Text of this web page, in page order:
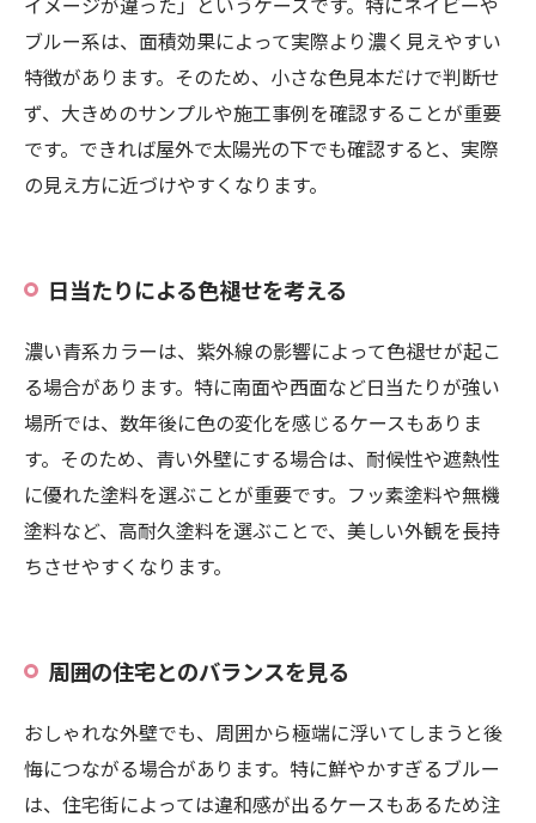
ブルー系は、面積効果によって実際より濃く見えやすい
特徴があります。そのため、小さな色見本だけで判断せ
ず、大きめのサンプルや施工事例を確認することが重要
です。できれば屋外で太陽光の下でも確認すると、実際
の見え方に近づけやすくなります。
日当たりによる色褪せを考える
濃い青系カラーは、紫外線の影響によって色褪せが起こ
る場合があります。特に南面や西面など日当たりが強い
場所では、数年後に色の変化を感じるケースもありま
す。そのため、青い外壁にする場合は、耐候性や遮熱性
に優れた塗料を選ぶことが重要です。フッ素塗料や無機
塗料など、高耐久塗料を選ぶことで、美しい外観を長持
ちさせやすくなります。
周囲の住宅とのバランスを見る
おしゃれな外壁でも、周囲から極端に浮いてしまうと後
悔につながる場合があります。特に鮮やかすぎるブルー
は、住宅街によっては違和感が出るケースもあるため注